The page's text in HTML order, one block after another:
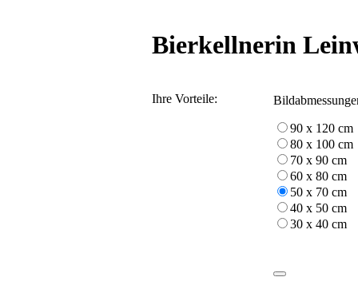
Bierkellnerin
Ihre Vorteile:
90 x 120 cm
80 x 100 cm
70 x 90 cm
60 x 80 cm
50 x 70 cm
40 x 50 cm
30 x 40 cm